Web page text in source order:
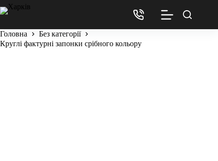
Головна
Без категорії
Круглі фактурні запонки срібного кольору